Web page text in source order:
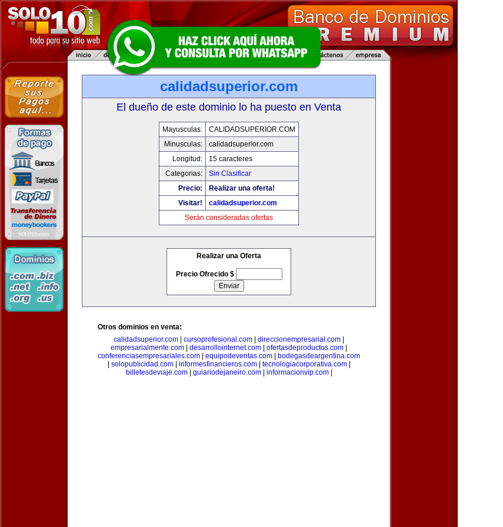
calidadsuperior.com
El dueño de este dominio lo ha puesto en Venta
Mayusculas:
CALIDADSUPERIOR.COM
Minusculas:
calidadsuperior.com
Longitud:
15 caracteres
Categorias:
Sin Clasificar
Precio:
Realizar una oferta!
Visitar!
calidadsuperior.com
Serán consideradas ofertas
Realizar una Oferta
Precio Ofrecido $
Otros dominios en venta:
calidadsuperior.com
cursoprofesional.com direccionempresarial.com
empresarialmente.com
desarrollointernet.com ofertasdeproductos.com
conferenciasempresariales.com
equipodeventas.com
bodegasdeargentina.com
solopublicidad.com| informesfinancieros.com| tecnologiacorporativa.com|
billetesdeviaje.com| guiariodejaneiro.com| informacionvip.com|